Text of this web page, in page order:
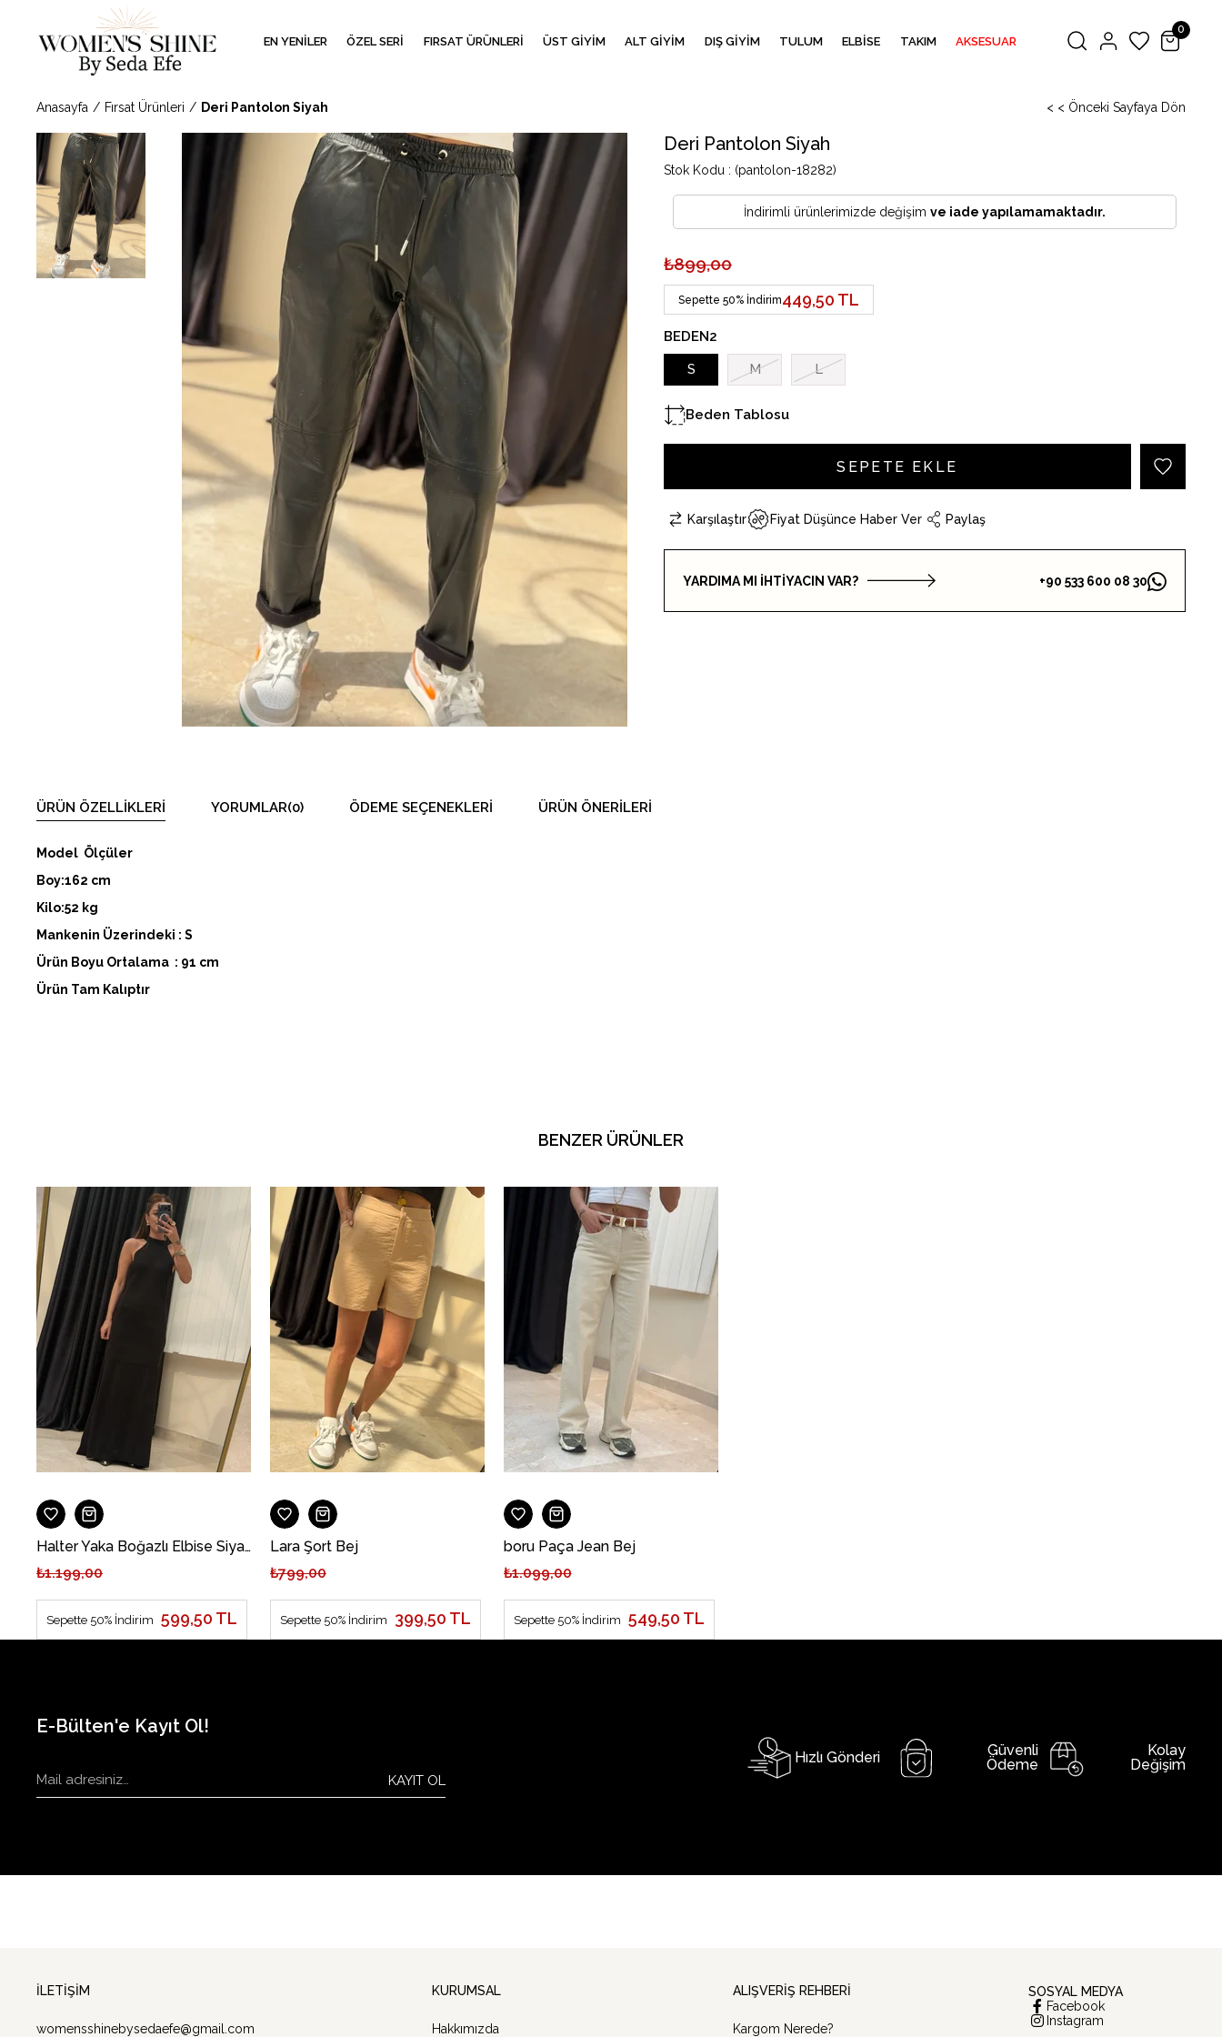
EN YENİLER ÖZEL SERİ FIRSAT ÜRÜNLERİ ÜST GİYİM ALT GİYİM DIŞ GİYİM TULUM ELBİSE TAKIM AKSESUAR
0
Anasayfa Fırsat Ürünleri Deri Pantolon Siyah < < Önceki Sayfaya Dön
Deri Pantolon Siyah
Stok Kodu (pantolon-18282)
İndirimli ürünlerimizde değişim ve iade yapılamamaktadır.
₺899,00
Sepette 50% İndirim449,50 TL
BEDEN2
S
M L
Beden Tablosu
Karşılaştır Fiyat Düşünce Haber Ver Paylaş
YARDIMA MI İHTİYACIN VAR? +90 533 600 08 30
ÜRÜN ÖZELLIKLERI YORUMLAR(0) ÖDEME SEÇENEKLERI ÜRÜN ÖNERILERI
Model Ölçüler
Boy:162 cm
Kilo:52 kg
Mankenin Üzerindeki : S
Ürün Boyu Ortalama : 91 cm
Ürün Tam Kalıptır
BENZER ÜRÜNLER
Halter Yaka Boğazlı Elbise Siyah
₺1.199,00
Sepette 50% İndirim 599,50 TL
Lara Şort Bej
₺799,00
Sepette 50% İndirim 399,50 TL
boru Paça Jean Bej
₺1.099,00
Sepette 50% İndirim 549,50 TL
E-Bülten'e Kayıt Ol!
KAYIT OL
Hızlı Gönderi
Güvenli
Ödeme
Kolay
Değişim
İLETİŞİM
womensshinebysedaefe@gmail.com
KURUMSAL
Hakkımızda
ALIŞVERİŞ REHBERİ
Kargom Nerede?
SOSYAL MEDYA
Facebook
Instagram